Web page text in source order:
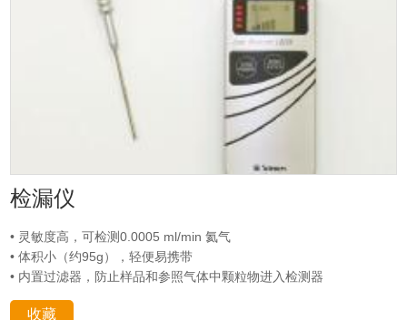
检漏仪
• 灵敏度高，可检测0.0005 ml/min 氦气
• 体积小（约95g），轻便易携带
• 内置过滤器，防止样品和参照气体中颗粒物进入检测器
收藏